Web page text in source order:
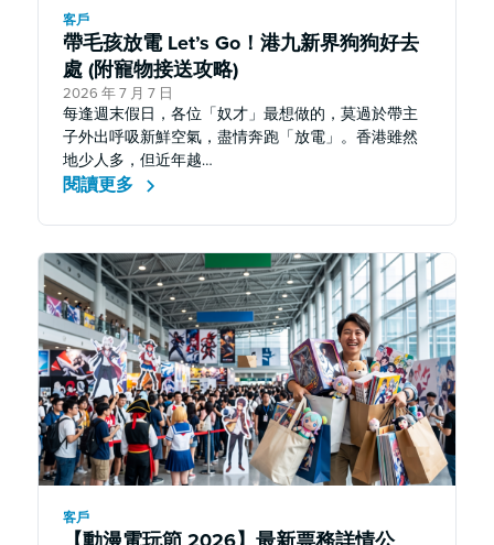
客戶
帶毛孩放電 Let’s Go！港九新界狗狗好去
處 (附寵物接送攻略)
2026 年 7 月 7 日
每逢週末假日，各位「奴才」最想做的，莫過於帶主
子外出呼吸新鮮空氣，盡情奔跑「放電」。香港雖然
地少人多，但近年越…
閱讀更多
客戶